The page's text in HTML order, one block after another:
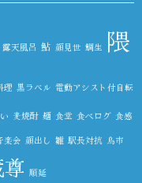
露天風呂 鮎 顔見世 鯛生 隈
理 黒ラベル 電動アシスト付自転
麦焼酎 麺 食堂 食べログ 食感
楽会 顔出し 雛 駅長対抗 鳥市
順延